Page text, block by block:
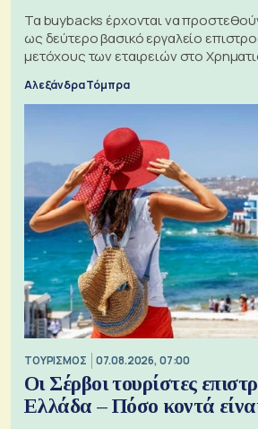
Τα buybacks έρχονται να
ως δεύτερο βασικό εργαλείο
μετόχους των εταιρειών στο
Αλεξάνδρα Τόμπρα
ΤΟΥΡΙΣΜΟΣ 07.08.2026, 07:00
Οι Σέρβοι τουρίστες
Ελλάδα – Πόσο κοντά